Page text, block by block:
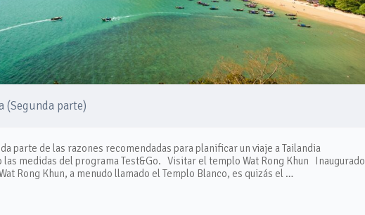
(Segunda parte)
parte de las razones recomendadas para planificar un viaje a Tailandia
las medidas del programa Test&Go. Visitar el templo Wat Rong Khun Inaugurado
Rong Khun, a menudo llamado el Templo Blanco, es quizás el …